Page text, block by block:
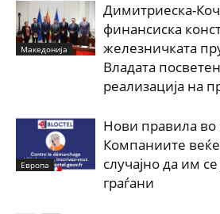
Македонија
Димитриеска-
финансиска
железничката
Владата
реализација на
Европа
Нови правила во
Компаниите
случајно да им се
граѓани